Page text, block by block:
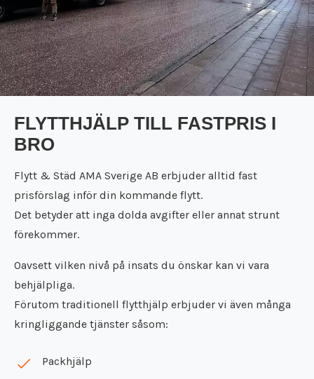
FLYTTHJÄLP TILL FASTPRIS I
BRO
Flytt & Städ AMA Sverige AB erbjuder alltid fast
prisförslag inför din kommande flytt.
Det betyder att inga dolda avgifter eller annat strunt
förekommer.
Oavsett vilken nivå på insats du önskar kan vi vara
behjälpliga.
Förutom traditionell flytthjälp erbjuder vi även många
kringliggande tjänster såsom:
Packhjälp